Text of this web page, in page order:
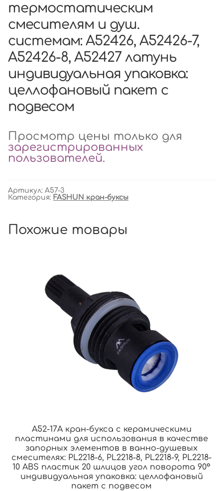
термостатическим
смесителям и душ.
системам: A52426, A52426-7,
A52426-8, A52427 латунь
индивидуальная упаковка:
целлофановый пакет с
подвесом
Просмотр цены только для
зарегистрированных
пользователей.
Артикул: A57-3
Категория: FASHUN кран-буксы
Похожие товары
A52-17A кран-букса с керамическими
пластинами для использования в качестве
запорных элементов в ванно-душевых
смесителях: PL2218-6, PL2218-8, PL2218-9, PL2218-
10 ABS пластик 20 шлицов угол поворота 90°
индивидуальная упаковка: целлофановый
пакет с подвесом